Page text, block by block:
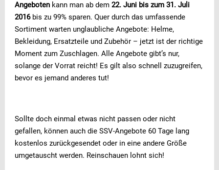
Angeboten kann man ab dem 22. Juni bis zum 31. Juli
2016bis zu 99% sparen. Quer durch das umfassende
Sortiment warten unglaubliche Angebote: Helme,
Bekleidung, Ersatzteile und Zubehör – jetzt ist der richtige
Moment zum Zuschlagen. Alle Angebote gibt’s nur,
solange der Vorrat reicht! Es gilt also schnell zuzugreifen,
bevor es jemand anderes tut!
Sollte doch einmal etwas nicht passen oder nicht
gefallen, können auch die SSV-Angebote 60 Tage lang
kostenlos zurückgesendet oder in eine andere Größe
umgetauscht werden. Reinschauen lohnt sich!